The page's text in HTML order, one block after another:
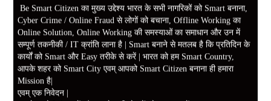
Be Smart Citizen का मुख्य उद्देश्य भारत के सभी नागरिकों को Smart बनाना,
Cyber Crime / Online Fraud से लोगों को बचाना, Offline Working का
Online Solution, Online Working की समस्याओं का समाधान और उन में
सम्पूर्ण तकनीकी / IT क्रांति लाना है | Smart बनाने से मतलब है कि प्रतिदिन के
कार्यों को Smart और Easy तरीके से करें | भारत को हम Smart Country,
आपके शहर को Smart City एवम् आपको Smart Citizen बनाना ही हमारा
Mission है|
एवम् एक निवेदन |